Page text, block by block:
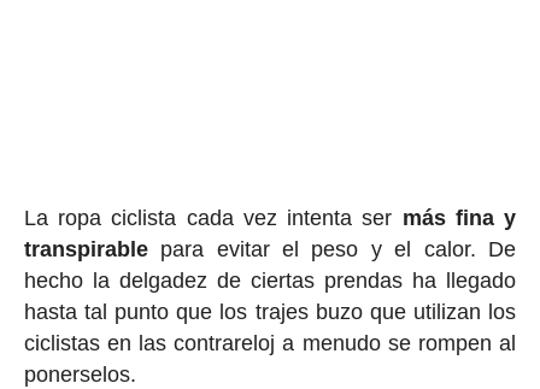
La ropa ciclista cada vez intenta ser más fina y
transpirablepara evitar el peso y el calor. De
hecho la delgadez de ciertas prendas ha llegado
hasta tal punto que los trajes buzo que utilizan los
ciclistas en las contrareloj a menudo se rompen al
ponerselos.